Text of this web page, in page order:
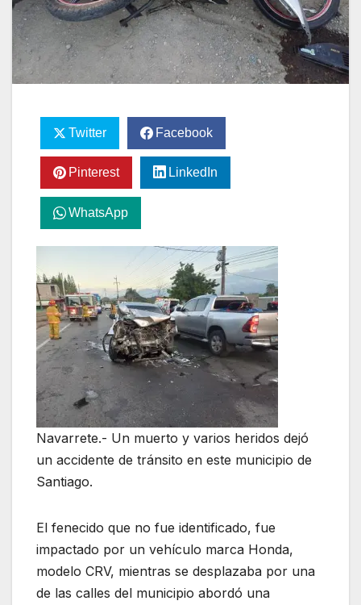
Twitter Facebook
Pinterest LinkedIn
WhatsApp
Navarrete.- Un muerto y varios heridos dejó
un accidente de tránsito en este municipio de
Santiago.
El fenecido que no fue identificado, fue
impactado por un vehículo marca Honda,
modelo CRV, mientras se desplazaba por una
de las calles del municipio abordó una